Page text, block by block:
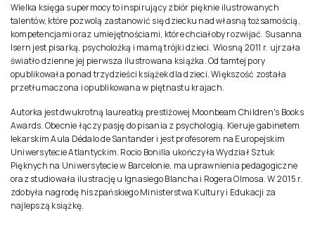
Wielka księga supermocy to inspirujący zbiór pięknie ilustrowanych
talentów, które pozwolą zastanowić się dziecku nad własną tożsamością,
kompetencjami oraz umiejętnościami, które chciałoby rozwijać. Susanna
Isern jest pisarką, psycholożką i mamą trójki dzieci. Wiosną 2011 r. ujrzała
światło dzienne jej pierwsza ilustrowana książka. Od tamtej pory
opublikowała ponad trzydzieści książek dla dzieci. Większość została
przetłumaczona i opublikowana w piętnastu krajach.
Autorka jest dwukrotną laureatką prestiżowej Moonbeam Children's Books
Awards. Obecnie łączy pasję do pisania z psychologią. Kieruje gabinetem
lekarskim Aula Dédalo de Santander i jest profesorem na Europejskim
Uniwersytecie Atlantyckim. Rocio Bonilla ukończyła Wydział Sztuk
Pięknych na Uniwersytecie w Barcelonie, ma uprawnienia pedagogiczne
oraz studiowała ilustrację u Ignasiego Blancha i Rogera Olmosa. W 2015 r.
zdobyła nagrodę hiszpańskiego Ministerstwa Kultury i Edukacji za
najlepszą książkę.